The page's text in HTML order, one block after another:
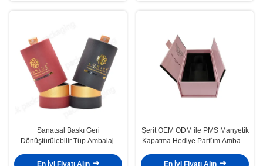
Sanatsal Baskı Geri
Dönüştürülebilir Tüp Ambalajı
120g
En İyi Fiyatı Alın
Şerit OEM ODM ile PMS Manyetik
Kapatma Hediye Parfüm Ambalaj
En İyi Fiyatı Alın